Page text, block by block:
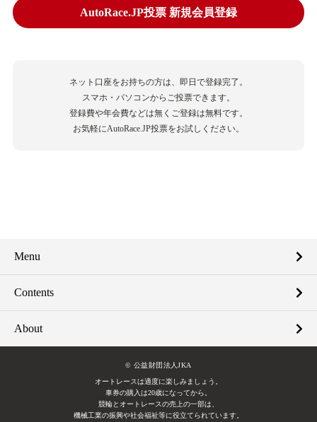
AutoRace.JP投票 新規会員登録
ネット口座をお持ちの方は、即日で登録完了。
スマホ・パソコンからご投票できます。
登録費や年会費などは無くご登録は無料です。
お気軽にAutoRace.JP投票をお試しください。
Menu
Contents
About
© 公益財団法人JKA
オートレースは適度に楽しみましょう。
車券の購入は20歳になってから。
競輪とオートレースの売上の一部は、
機械工業の振興や社会福祉等に役立てられています。